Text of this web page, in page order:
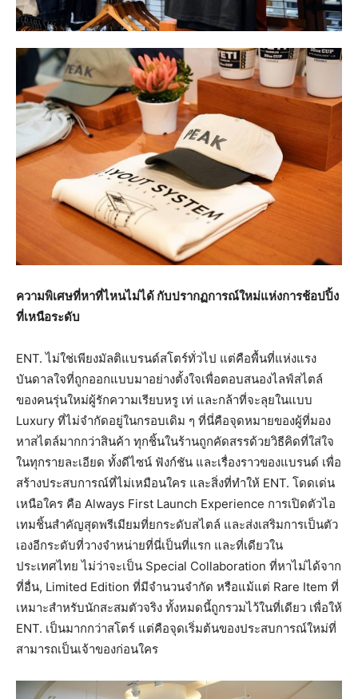
ความพิเศษที่หาที่ไหนไม่ได้ กับปรากฏการณ์ใหม่แห่งการช้อปปิ้ง
ที่เหนือระดับ
ENT. ไม่ใช่เพียงมัลติแบรนด์สโตร์ทั่วไป แต่คือพื้นที่แห่งแรง
บันดาลใจที่ถูกออกแบบมาอย่างตั้งใจเพื่อตอบสนองไลฟ์สไตล์
ของคนรุ่นใหม่ผู้รักความเรียบหรู เท่ และกล้าที่จะลุยในแบบ
Luxury ที่ไม่จำกัดอยู่ในกรอบเดิม ๆ ที่นี่คือจุดหมายของผู้ที่มอง
หาสไตล์มากกว่าสินค้า ทุกชิ้นในร้านถูกคัดสรรด้วยวิธีคิดที่ใส่ใจ
ในทุกรายละเอียด ทั้งดีไซน์ ฟังก์ชัน และเรื่องราวของแบรนด์ เพื่อ
สร้างประสบการณ์ที่ไม่เหมือนใคร และสิ่งที่ทำให้ ENT. โดดเด่น
เหนือใคร คือ Always First Launch Experience การเปิดตัวไอ
เทมชิ้นสำคัญสุดพรีเมียมที่ยกระดับสไตล์ และส่งเสริมการเป็นตัว
เองอีกระดับที่วางจำหน่ายที่นี่เป็นที่แรก และที่เดียวใน
ประเทศไทย ไม่ว่าจะเป็น Special Collaboration ที่หาไม่ได้จาก
ที่อื่น, Limited Edition ที่มีจำนวนจำกัด หรือแม้แต่ Rare Item ที่
เหมาะสำหรับนักสะสมตัวจริง ทั้งหมดนี้ถูกรวมไว้ในที่เดียว เพื่อให้
ENT. เป็นมากกว่าสโตร์ แต่คือจุดเริ่มต้นของประสบการณ์ใหม่ที่
สามารถเป็นเจ้าของก่อนใคร